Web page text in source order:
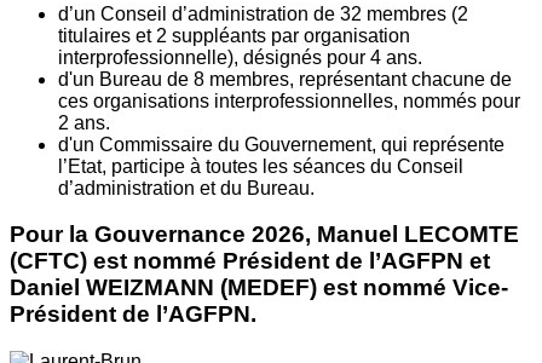
d’un Conseil d’administration de 32 membres (2
titulaires et 2 suppléants par organisation
interprofessionnelle), désignés pour 4 ans.
d'un Bureau de 8 membres, représentant chacune de
ces organisations interprofessionnelles, nommés pour
2 ans.
d'un Commissaire du Gouvernement, qui représente
l’Etat, participe à toutes les séances du Conseil
d’administration et du Bureau.
Pour la Gouvernance 2026, Manuel LECOMTE
(CFTC) est nommé Président de l’AGFPN et
Daniel WEIZMANN (MEDEF) est nommé Vice-
Président de l’AGFPN.